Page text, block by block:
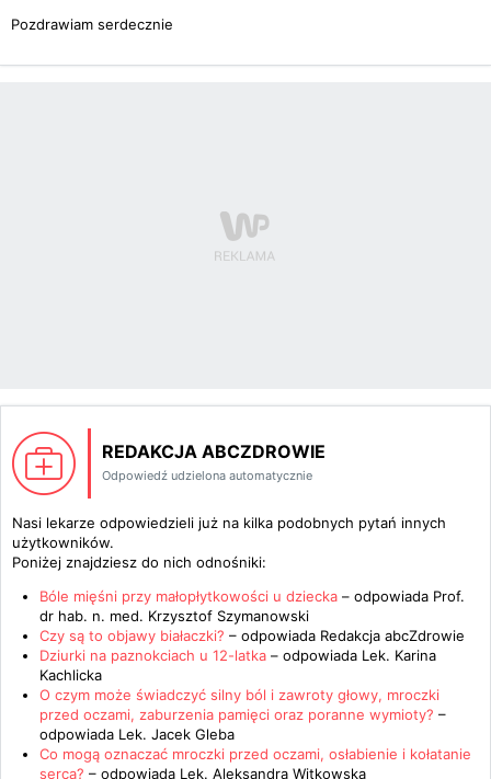
Pozdrawiam serdecznie
REDAKCJA ABCZDROWIE
Odpowiedź udzielona automatycznie
Nasi lekarze odpowiedzieli już na kilka podobnych pytań innych
użytkowników.
Poniżej znajdziesz do nich odnośniki:
Bóle mięśni przy małopłytkowości u dziecka – odpowiada Prof.
dr hab. n. med. Krzysztof Szymanowski
Czy są to objawy białaczki? – odpowiada Redakcja abcZdrowie
Dziurki na paznokciach u 12-latka – odpowiada Lek. Karina
Kachlicka
O czym może świadczyć silny ból i zawroty głowy, mroczki
przed oczami, zaburzenia pamięci oraz poranne wymioty? –
odpowiada Lek. Jacek Gleba
Co mogą oznaczać mroczki przed oczami, osłabienie i kołatanie
serca? – odpowiada Lek. Aleksandra Witkowska